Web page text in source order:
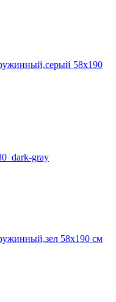
58х190
gray
58х190 см